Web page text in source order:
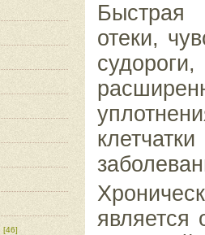
[46]
Быстрая
отеки,
является